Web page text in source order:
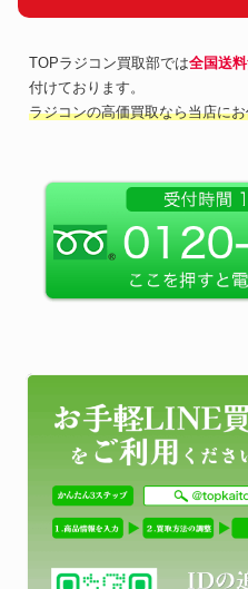
TOPラジコン買取部では全国送
付けております。
ラジコンの高価買取なら当店に